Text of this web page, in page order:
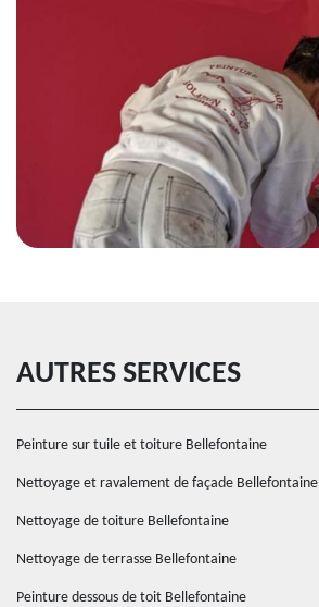
AUTRES SERVICES
Peinture sur tuile et toiture Bellefontaine
Nettoyage et ravalement de façade Bellefontaine
Nettoyage de toiture Bellefontaine
Nettoyage de terrasse Bellefontaine
Peinture dessous de toit Bellefontaine